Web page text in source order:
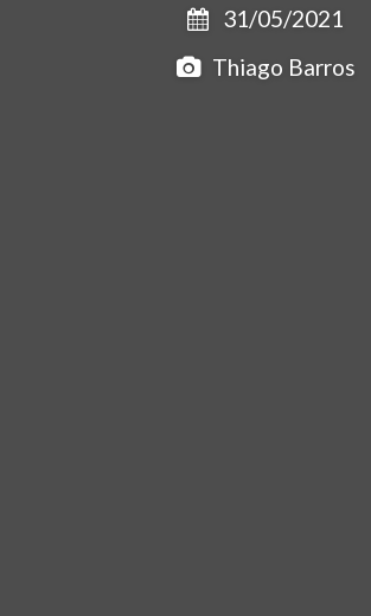
31/05/2021
Thiago Barros